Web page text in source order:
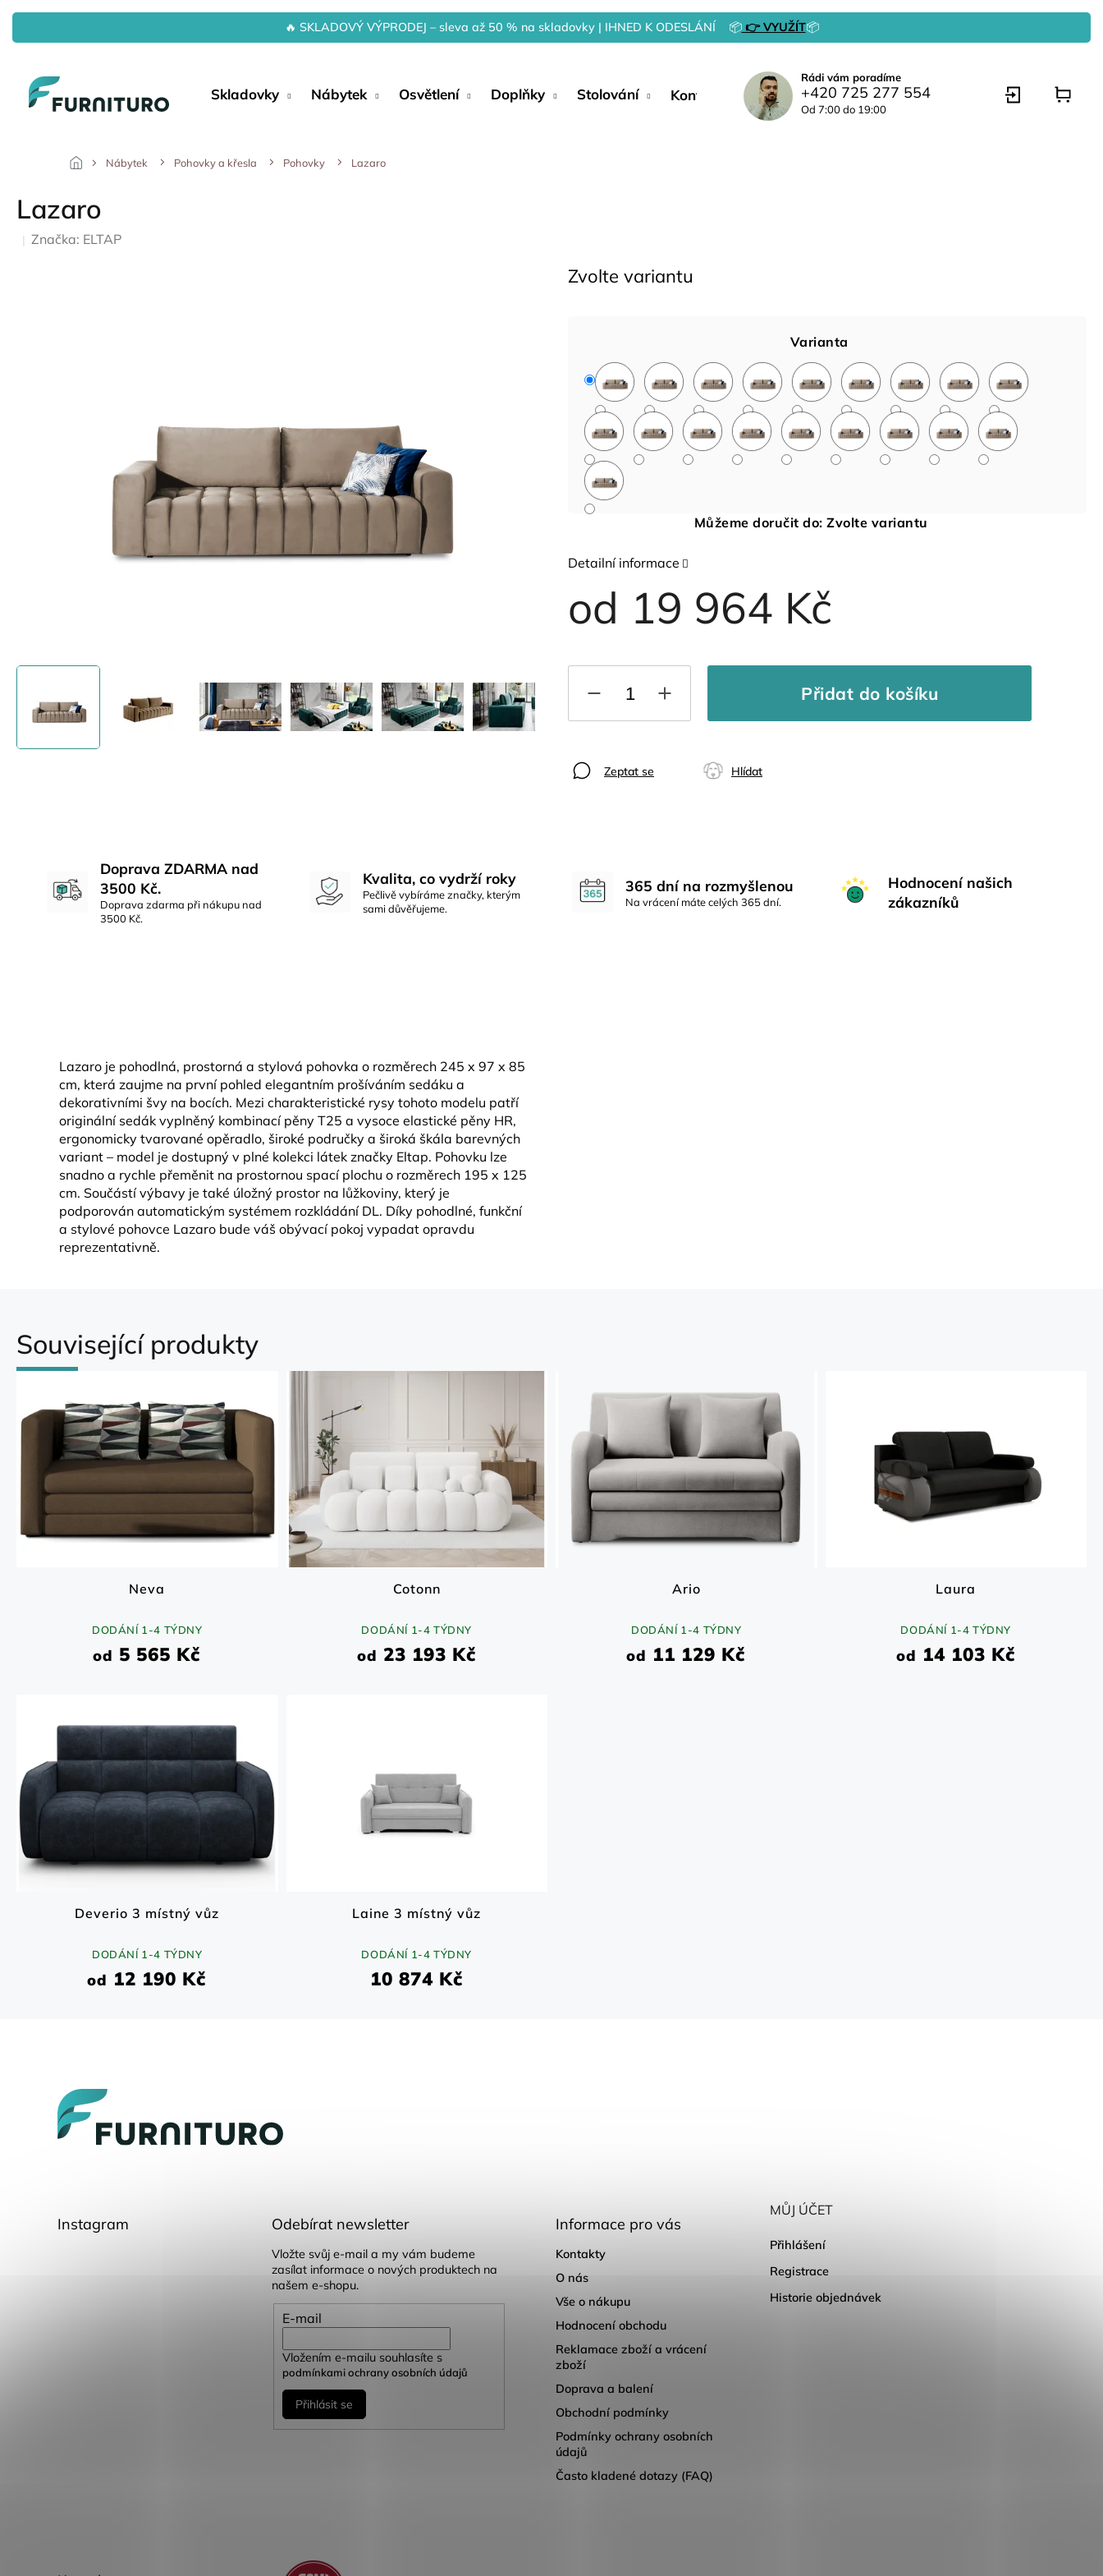
Přejít
obsah
🔥 SKLADOVÝ VÝPRODEJ – sleva až 50 % na skladovky | IHNED K ODESLÁNÍ 📦👉 VYUŽÍT📦
Skladovky Nábytek Osvětlení Doplňky Stolování Kontakty
Rádi vám poradíme
+420 725 277 554
Od 7:00 do 19:00
Nábytek Pohovky a křesla Pohovky Lazaro
Lazaro
Značka: ELTAP
od 19 964 Kč
Zvolte variantu
Varianta
Můžeme doručit do: Zvolte variantu
Přidat do košíku
Detailní informace
Zeptat se Hlídat
Doprava ZDARMA nad
3500 Kč.
Doprava zdarma při nákupu nad
3500 Kč.
Kvalita, co vydrží roky
Pečlivě vybíráme značky, kterým
sami důvěřujeme.
365 dní na rozmyšlenou
Na vrácení máte celých 365 dní.
Hodnocení našich
zákazníků
Související produkty
Neva
DODÁNÍ 1-4 TÝDNY
od 5 565 Kč
Cotonn
DODÁNÍ 1-4 TÝDNY
od 23 193 Kč
Ario
DODÁNÍ 1-4 TÝDNY
od 11 129 Kč
Laura
DODÁNÍ 1-4 TÝDNY
od 14 103 Kč
Deverio 3 místný vůz
DODÁNÍ 1-4 TÝDNY
od 12 190 Kč
Laine 3 místný vůz
DODÁNÍ 1-4 TÝDNY
10 874 Kč
Lazaro je pohodlná, prostorná a stylová pohovka o rozměrech 245 x 97 x 85
cm, která zaujme na první pohled elegantním prošíváním sedáku a
dekorativními švy na bocích. Mezi charakteristické rysy tohoto modelu patří
originální sedák vyplněný kombinací pěny T25 a vysoce elastické pěny HR,
ergonomicky tvarované opěradlo, široké područky a široká škála barevných
variant – model je dostupný v plné kolekci látek značky Eltap. Pohovku lze
snadno a rychle přeměnit na prostornou spací plochu o rozměrech 195 x 125
cm. Součástí výbavy je také úložný prostor na lůžkoviny, který je
podporován automatickým systémem rozkládání DL. Díky pohodlné, funkční
a stylové pohovce Lazaro bude váš obývací pokoj vypadat opravdu
reprezentativně.
Instagram Odebírat newsletter
Vložte svůj e-mail a my vám budeme
zasílat informace o nových produktech na
našem e-shopu.
E-mail
Vložením e-mailu souhlasíte s
podmínkami ochrany osobních údajů
Přihlásit se
Informace pro vás
Kontakty
O nás
Vše o nákupu
Hodnocení obchodu
Reklamace zboží a vrácení
zboží
Doprava a balení
Obchodní podmínky
Podmínky ochrany osobních
údajů
Často kladené dotazy (FAQ)
MŮJ ÚČET
Přihlášení
Registrace
Historie objednávek